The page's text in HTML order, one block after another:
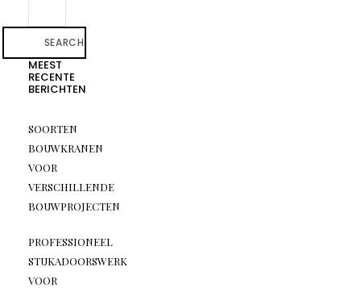
SEARCH
MEEST
RECENTE
BERICHTEN
SOORTEN
BOUWKRANEN
VOOR
VERSCHILLENDE
BOUWPROJECTEN
PROFESSIONEEL
STUKADOORSWERK
VOOR